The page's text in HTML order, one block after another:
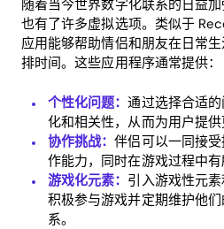
随着当今世界数字化联系的日益
也有了许多虚拟选项。类似于
应用能够帮助情侣和朋友在日常
排时间。这些应用程序通常提供：
个性化问题：通过选择合适
化和相关性，从而为用户提供
协作挑战：伴侣可以一同接
作能力，同时在游戏过程中有
游戏化元素： 引入游戏性元
积极参与游戏并定期维护他
系。